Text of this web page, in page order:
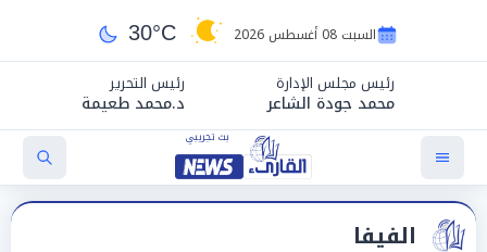
السبت 08 أغسطس 2026 30°C
رئيس مجلس الإدارة
محمد جودة الشاعر
رئيس التحرير
د.محمد طعيمة
الفيفا